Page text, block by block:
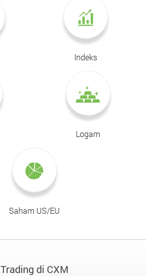
Indeks
Logam
Saham US/EU
Trading di CXM